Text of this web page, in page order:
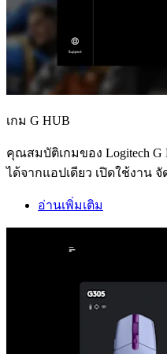
เกม G HUB
คุณสมบัติเกมของ Logitech
ได้จากแอปเดียว เปิดใช้งาน
อ่านเพิ่มเติม